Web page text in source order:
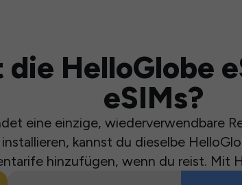
HelloGlobe
eSIMs?
eine einzige, wiederverwendbare
kannst du dieselbe
hinzufügen, wenn du reist. Mit